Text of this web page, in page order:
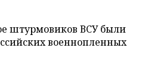
штурмовиков ВСУ были
военнопленных